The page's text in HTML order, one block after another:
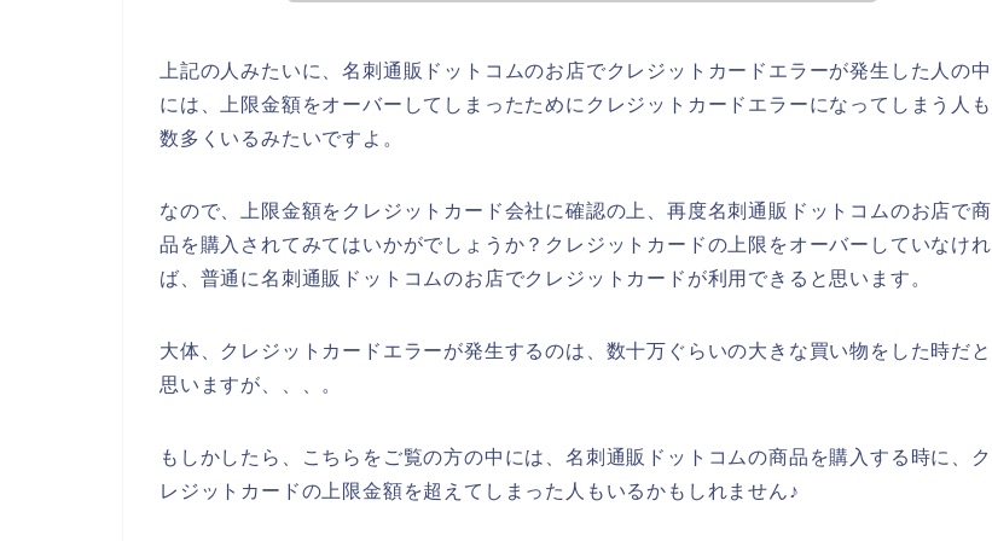
上記の人みたいに、名刺通販ドットコムのお店でクレジットカードエラーが発生した人の中
には、上限金額をオーバーしてしまったためにクレジットカードエラーになってしまう人も
数多くいるみたいですよ。
なので、上限金額をクレジットカード会社に確認の上、再度名刺通販ドットコムのお店で商
品を購入されてみてはいかがでしょうか？クレジットカードの上限をオーバーしていなけれ
ば、普通に名刺通販ドットコムのお店でクレジットカードが利用できると思います。
大体、クレジットカードエラーが発生するのは、数十万ぐらいの大きな買い物をした時だと
思いますが、、、。
もしかしたら、こちらをご覧の方の中には、名刺通販ドットコムの商品を購入する時に、ク
レジットカードの上限金額を超えてしまった人もいるかもしれません♪